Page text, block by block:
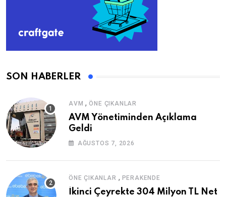
SON HABERLER
AVM ,ÖNE ÇIKANLAR
AVM Yönetiminden Açıklama
Geldi
AĞUSTOS 7, 2026
ÖNE ÇIKANLAR , PERAKENDE
İkinci Çeyrekte 304 Milyon TL Net